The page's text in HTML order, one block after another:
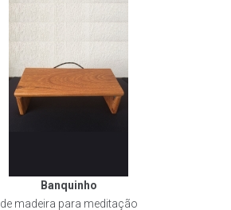
Banquinho
de madeira para meditação